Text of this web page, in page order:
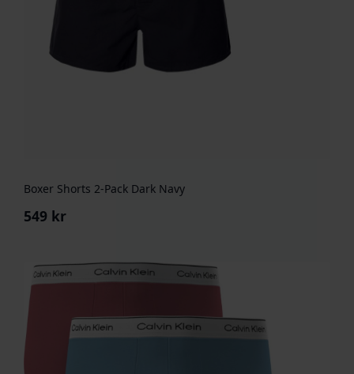
Boxer Shorts 2-Pack Dark Navy
549 kr